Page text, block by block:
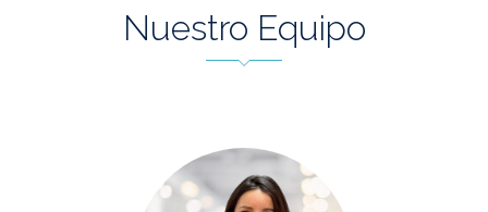
Nuestro Equipo